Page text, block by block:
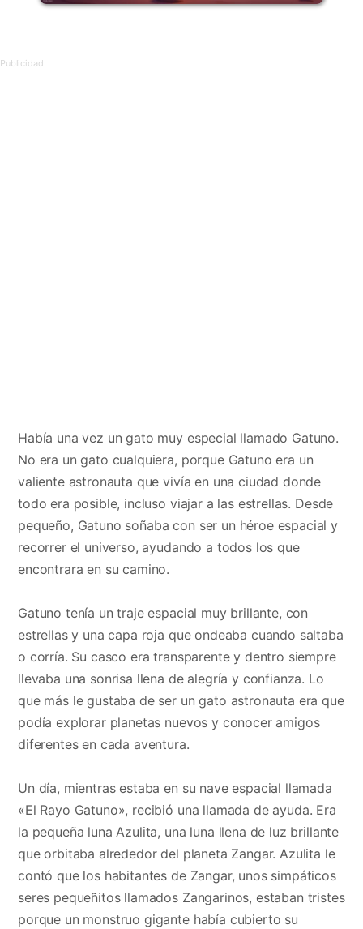
Había una vez un gato muy especial llamado Gatuno.
No era un gato cualquiera, porque Gatuno era un
valiente astronauta que vivía en una ciudad donde
todo era posible, incluso viajar a las estrellas. Desde
pequeño, Gatuno soñaba con ser un héroe espacial y
recorrer el universo, ayudando a todos los que
encontrara en su camino.
Gatuno tenía un traje espacial muy brillante, con
estrellas y una capa roja que ondeaba cuando saltaba
o corría. Su casco era transparente y dentro siempre
llevaba una sonrisa llena de alegría y confianza. Lo
que más le gustaba de ser un gato astronauta era que
podía explorar planetas nuevos y conocer amigos
diferentes en cada aventura.
Un día, mientras estaba en su nave espacial llamada
«El Rayo Gatuno», recibió una llamada de ayuda. Era
la pequeña luna Azulita, una luna llena de luz brillante
que orbitaba alrededor del planeta Zangar. Azulita le
contó que los habitantes de Zangar, unos simpáticos
seres pequeñitos llamados Zangarinos, estaban tristes
porque un monstruo gigante había cubierto su